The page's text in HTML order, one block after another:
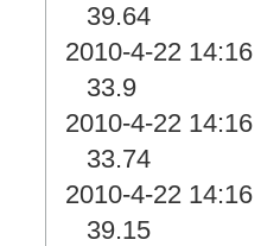
39.64
2010-4-22 14:16
33.9
2010-4-22 14:16
33.74
2010-4-22 14:16
39.15